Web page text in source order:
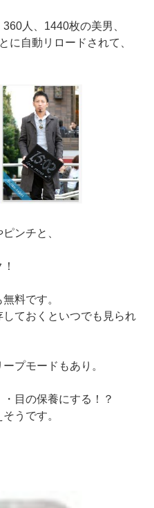
人、1440枚の美男、
に自動リロードされて、
ンチと、
料です。
ておくといつでも見られ
プモードもあり。
目の保養にする！？
うです。